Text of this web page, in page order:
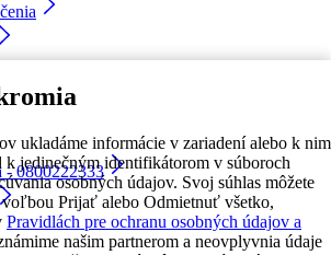
ukladáme informácie v zariadení alebo k nim
k jedinečným identifikátorom v súboroch
osobných údajov. Svoj súhlas môžete
Prijať alebo Odmietnuť všetko,
Pravidlách pre ochranu osobných údajov a
našim partnerom a neovplyvnia údaje
- 0800222333